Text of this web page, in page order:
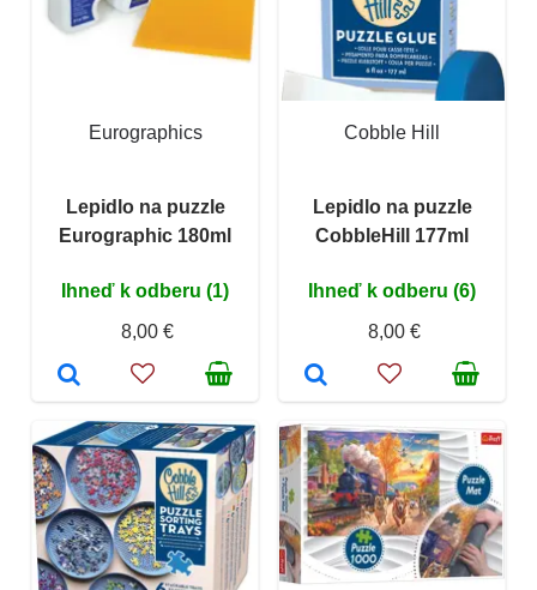
Eurographics
Lepidlo na puzzle
Eurographic 180ml
Ihneď k odberu (1)
8,00 €
Cobble Hill
Lepidlo na puzzle
CobbleHill 177ml
Ihneď k odberu (6)
8,00 €